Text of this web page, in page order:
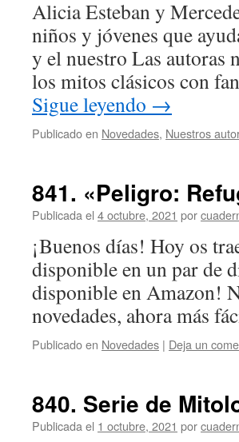
Alicia Esteban y
niños y jóvenes que
y el nuestro Las autoras
los mitos clásicos con
Sigue leyendo →
Publicado en Novedades, Nuestros
841. «Peligro:
Publicada el 4 octubre, 2021 por
¡Buenos días! Hoy os
disponible en un par de
disponible en Amazon!
novedades, ahora más
Publicado en Novedades | Deja un
840. Serie de
Publicada el 1 octubre, 2021 por